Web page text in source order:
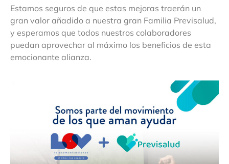
Estamos seguros de que estas mejoras traerán un
gran valor añadido a nuestra gran Familia Previsalud,
y esperamos que todos nuestros colaboradores
puedan aprovechar al máximo los beneficios de esta
emocionante alianza.